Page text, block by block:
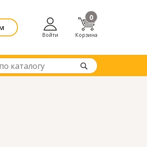
Войти Корзина
0